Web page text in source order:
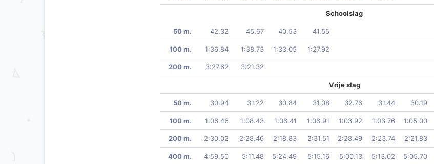
Schoolslag
50 m. 42.32 45.67 40.53 41.55
100 m. 1:36.84 1:38.73 1:33.05 1:27.92
200 m. 3:27.62 3:21.32
Vrije slag
50 m. 30.94 31.22 30.84 31.08 32.76 31.44 30.19
100 m. 1:06.46 1:08.43 1:06.41 1:06.91 1:03.92 1:03.76 1:05.00
200 m. 2:30.02 2:28.46 2:18.83 2:31.51 2:28.49 2:23.74 2:21.83
400 m. 4:59.50 5:11.48 5:24.49 5:15.16 5:00.13 5:13.02 5:05.70